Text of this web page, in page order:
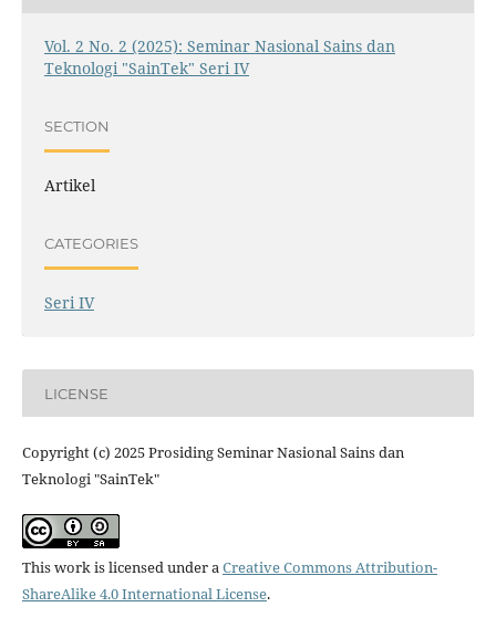
Vol. 2 No. 2 (2025): Seminar Nasional Sains dan
Teknologi "SainTek" Seri IV
SECTION
Artikel
CATEGORIES
Seri IV
LICENSE
Copyright (c) 2025 Prosiding Seminar Nasional Sains dan
Teknologi "SainTek"
This work is licensed under aCreative Commons Attribution-
ShareAlike 4.0 International License.